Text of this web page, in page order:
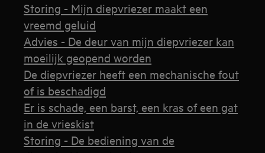
Storing - Mijn diepvriezer maakt een
vreemd geluid
Advies - De deur van mijn diepvriezer kan
moeilijk geopend worden
De diepvriezer heeft een mechanische fout
of is beschadigd
Er is schade, een barst, een kras of een gat
in de vrieskist
Storing - De bediening van de